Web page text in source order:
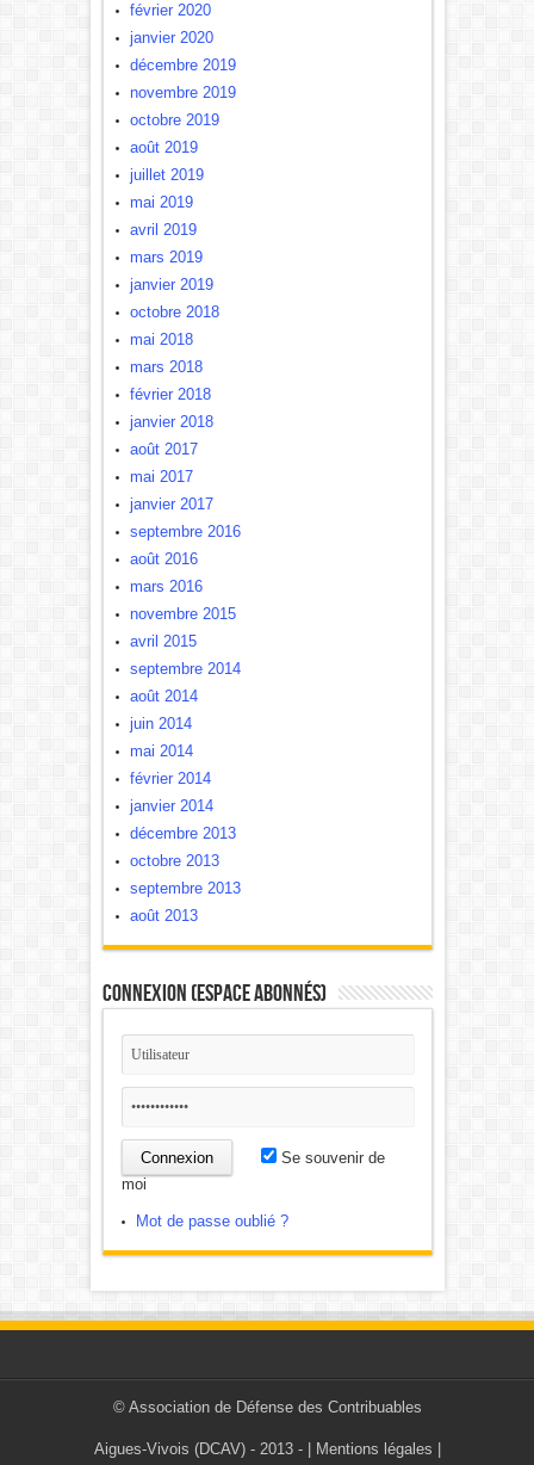
février 2020
janvier 2020
décembre 2019
novembre 2019
octobre 2019
août 2019
juillet 2019
mai 2019
avril 2019
mars 2019
janvier 2019
octobre 2018
mai 2018
mars 2018
février 2018
janvier 2018
août 2017
mai 2017
janvier 2017
septembre 2016
août 2016
mars 2016
novembre 2015
avril 2015
septembre 2014
août 2014
juin 2014
mai 2014
février 2014
janvier 2014
décembre 2013
octobre 2013
septembre 2013
août 2013
Connexion (Espace Abonnés)
Se souvenir de
moi
Mot de passe oublié ?
© Association de Défense des Contribuables
Aigues-Vivois (DCAV)- 2013 - | Mentions légales